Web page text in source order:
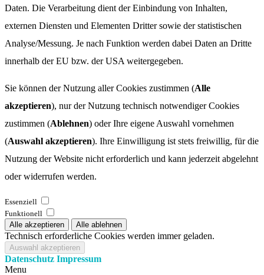
Daten. Die Verarbeitung dient der Einbindung von Inhalten,
externen Diensten und Elementen Dritter sowie der statistischen
Analyse/Messung. Je nach Funktion werden dabei Daten an Dritte
innerhalb der EU bzw. der USA weitergegeben.
Sie können der Nutzung aller Cookies zustimmen (Alle
akzeptieren), nur der Nutzung technisch notwendiger Cookies
zustimmen (Ablehnen) oder Ihre eigene Auswahl vornehmen
(Auswahl akzeptieren). Ihre Einwilligung ist stets freiwillig, für die
Nutzung der Website nicht erforderlich und kann jederzeit abgelehnt
oder widerrufen werden.
Essenziell
Funktionell
Technisch erforderliche Cookies werden immer geladen.
Datenschutz Impressum
Menu